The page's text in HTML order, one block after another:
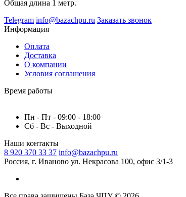
Общая длина 1 метр.
Telegram info@bazachpu.ru Заказать звонок
Информация
Оплата
Доставка
О компании
Условия соглашения
Время работы
Пн - Пт - 09:00 - 18:00
Сб - Вс - Выходной
Наши контакты
8 920 370 33 37 info@bazachpu.ru
Россия, г. Иваново ул. Некрасова 100, офис 3/1-3